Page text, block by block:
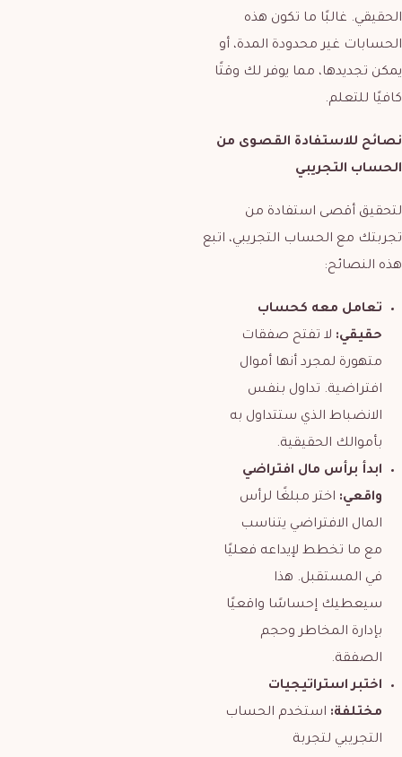
الحقيقي. غالبًا ما تكون هذه
الحسابات غير محدودة المدة، أو
يمكن تجديدها، مما يوفر لك وقتًا
كافيًا للتعلم.
نصائح للاستفادة القصوى من
الحساب التجريبي
لتحقيق أقصى استفادة من
تجربتك مع الحساب التجريبي، اتبع
هذه النصائح:
تعامل معه كحساب
حقيقي: لا تفتح صفقات
متهورة لمجرد أنها أموال
افتراضية. تداول بنفس
الانضباط الذي ستتداول به
بأموالك الحقيقية.
ابدأ برأس مال افتراضي
واقعي: اختر مبلغًا لرأس
المال الافتراضي يتناسب
مع ما تخطط لإيداعه فعليًا
في المستقبل. هذا
سيعطيك إحساسًا واقعيًا
بإدارة المخاطر وحجم
الصفقة.
اختبر استراتيجيات
مختلفة: استخدم الحساب
التجريبي لتجربة